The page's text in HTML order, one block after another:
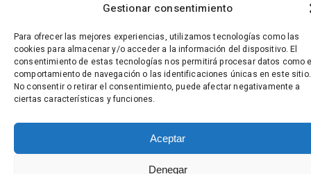
Gestionar consentimiento
Para ofrecer las mejores experiencias, utilizamos tecnologías como las
cookies para almacenar y/o acceder a la información del dispositivo. El
consentimiento de estas tecnologías nos permitirá procesar datos como
comportamiento de navegación o las identificaciones únicas en este sitio.
No consentir o retirar el consentimiento, puede afectar negativamente a
ciertas características y funciones.
Aceptar
Denegar